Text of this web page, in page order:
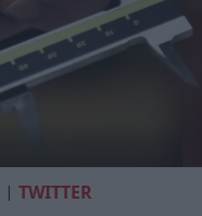
|TWITTER